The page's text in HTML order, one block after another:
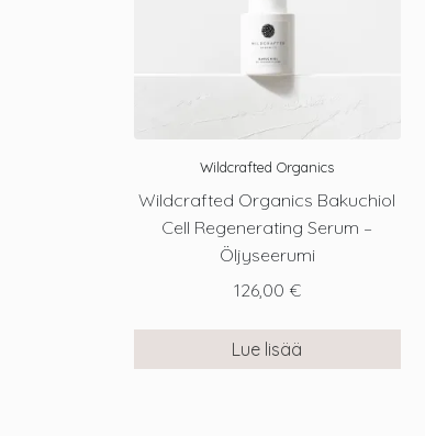
Wildcrafted Organics
Wildcrafted Organics Bakuchiol
Cell Regenerating Serum –
Öljyseerumi
126,00 €
Lue lisää